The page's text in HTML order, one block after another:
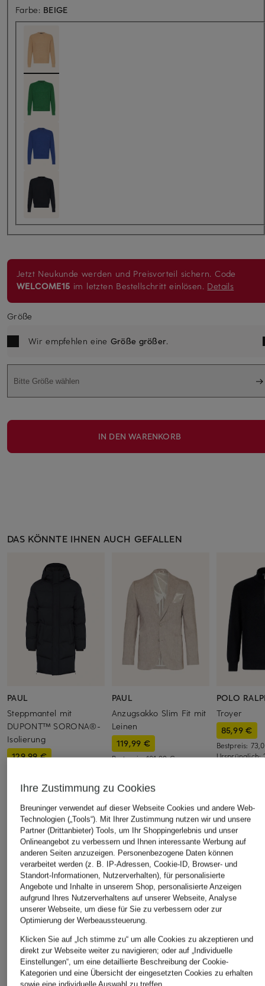
Farbe: BEIGE
Jetzt Neukunde werden und Preisvorteil sichern. Code
WELCOME15 im letzten Bestellschritt einlösen. Details
Größe
Wir empfehlen eine Größe größer.
Bitte Größe wählen
IN DEN WARENKORB
DAS KÖNNTE IHNEN AUCH GEFALLEN
PAUL
Steppmantel mit
DUPONT™ SORONA®-
Isolierung
129,99 €
Ursprünglich:
249,99 €
PAUL
Anzugsakko Slim Fit mit
Leinen
119,99 €
Bestpreis:101,99 €
POLO
Troyer
85,99 €
Bestpreis:
Ursprünglich:
ÄHNLICHE ARTIKEL ENTDECKEN
Ihre Zustimmung zu Cookies
Breuninger verwendet auf dieser Webseite Cookies und andere Web-
Technologien („Tools“). Mit Ihrer Zustimmung nutzen wir und unsere
Partner (Drittanbieter) Tools, um Ihr Shoppingerlebnis und unser
Onlineangebot zu verbessern und Ihnen interessante Werbung auf
anderen Seiten anzuzeigen. Personenbezogene Daten können
verarbeitet werden (z. B. IP-Adressen, Cookie-ID, Browser- und
Standort-Informationen, Nutzerverhalten), für personalisierte
Angebote und Inhalte in unserem Shop, personalisierte Anzeigen
aufgrund Ihres Nutzerverhaltens auf unserer Webseite, Analyse
unserer Webseite, um diese für Sie zu verbessern oder zur
Optimierung der Werbeaussteuerung.
Klicken Sie auf „Ich stimme zu“ um alle Cookies zu akzeptieren und
direkt zur Webseite weiter zu navigieren; oder auf „Individuelle
Einstellungen“, um eine detaillierte Beschreibung der Cookie-
Kategorien und eine Übersicht der eingesetzten Cookies zu erhalten
sowie eine individuelle Auswahl zu treffen.